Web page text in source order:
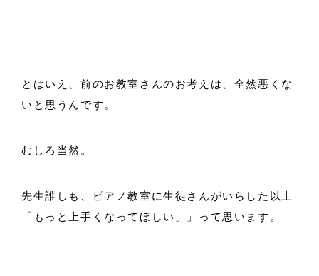
とはいえ、前のお教室さんのお考えは、全然悪くな
いと思うんです。
むしろ当然。
先生誰しも、ピアノ教室に生徒さんがいらした以上
「もっと上手くなってほしい」」って思います。